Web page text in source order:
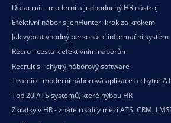
Datacruit - moderní a jednoduchý HR nástroj
Efektivní nábor s jenHunter: krok za krokem
Jak vybrat vhodný personální informační systém
Recru - cesta k efektivním náborům
Recruitis - chytrý náborový software
Teamio - moderní náborová aplikace a chytré
Top 20 ATS systémů, které hýbou HR
Zkratky v HR - znáte rozdíly mezi ATS, CRM,